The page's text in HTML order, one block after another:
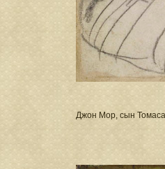
Джон Мор, сын